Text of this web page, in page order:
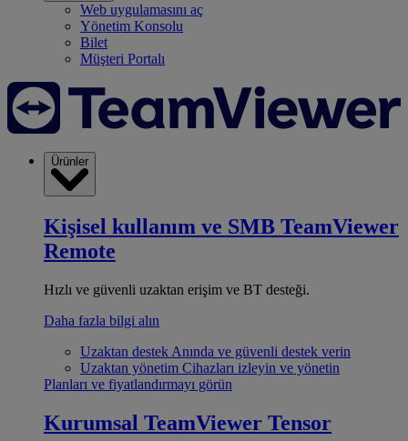
Web uygulamasını aç
Yönetim Konsolu
Bilet
Müşteri Portalı
Ürünler
Kişisel kullanım ve SMB TeamViewer
Remote
Hızlı ve güvenli uzaktan erişim ve BT desteği.
Daha fazla bilgi alın
Uzaktan destek Anında ve güvenli destek verin
Uzaktan yönetim Cihazları izleyin ve yönetin
Planları ve fiyatlandırmayı görün
Kurumsal TeamViewer Tensor